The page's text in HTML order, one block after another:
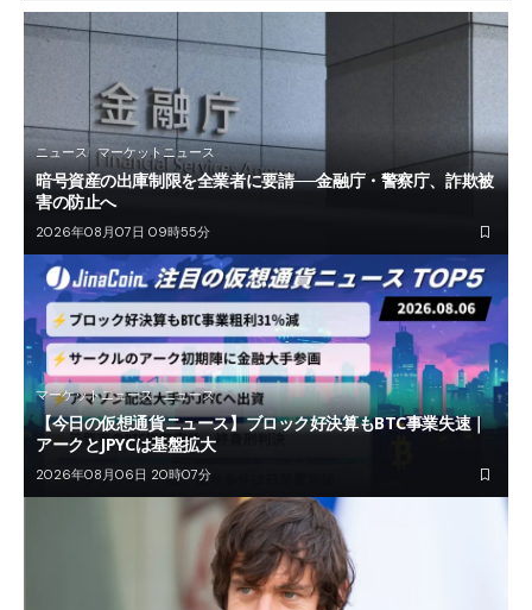
ニュース マーケットニュース
暗号資産の出庫制限を全業者に要請──金融庁・警察庁、詐欺被
害の防止へ
2026年08月07日 09時55分
マーケットニュース ニュース
【今日の仮想通貨ニュース】ブロック好決算もBTC事業失速｜
アークとJPYCは基盤拡大
2026年08月06日 20時07分